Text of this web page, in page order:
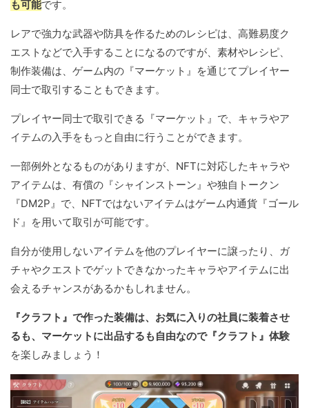
も可能です。
レアで強力な武器や防具を作るためのレシピは、高難易度ク
エストなどで入手することになるのですが、素材やレシピ、
制作装備は、ゲーム内の『マーケット』を通じてプレイヤー
同士で取引することもできます。
プレイヤー同士で取引できる『マーケット』で、キャラやア
イテムの入手をもっと自由に行うことができます。
一部例外となるものがありますが、NFTに対応したキャラや
アイテムは、有償の『シャインストーン』や独自トークン
『DM2P』で、NFTではないアイテムはゲーム内通貨『ゴール
ド』を用いて取引が可能です。
自分が使用しないアイテムを他のプレイヤーに譲ったり、ガ
チャやクエストでゲットできなかったキャラやアイテムに出
会えるチャンスがあるかもしれません。
『クラフト』で作った装備は、お気に入りの社員に装着させ
るも、マーケットに出品するも自由なので『クラフト』体験
を楽しみましょう！